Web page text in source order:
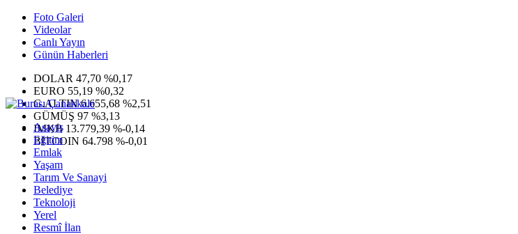
Foto Galeri
Videolar
Canlı Yayın
Günün Haberleri
DOLAR 47,70 %0,17
EURO 55,19 %0,32
G.ALTIN6.655,68 %2,51
GÜMÜŞ 97 %3,13
IMKB 13.779,39 %-0,14
BITCOIN 64.798 %-0,01
Asayiş
Eğitim
Emlak
Yaşam
Tarım Ve Sanayi
Belediye
Teknoloji
Yerel
Resmî İlan